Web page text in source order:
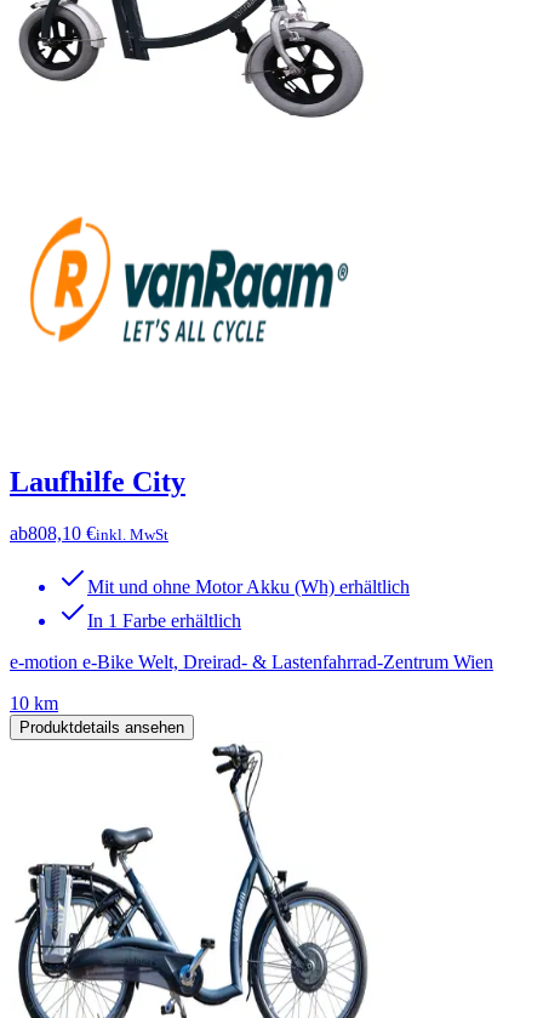
Laufhilfe City
ab808,10 €inkl. MwSt
Mit und ohne Motor Akku (Wh) erhältlich
In 1 Farbe erhältlich
e-motion e-Bike Welt, Dreirad- & Lastenfahrrad-Zentrum Wien
10 km
Produktdetails ansehen